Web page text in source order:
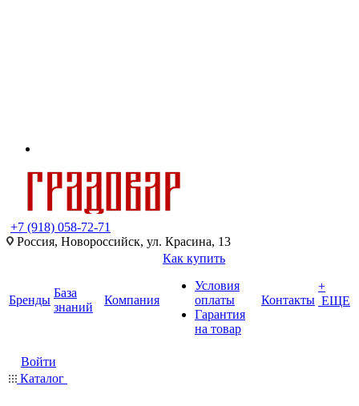
+7 (918) 058-72-71
Россия, Новороссийск, ул. Красина, 13
Бренды
База
знаний
Компания
Как купить
Условия
оплаты
Гарантия
на товар
Контакты
+
ЕЩЕ
Войти
Каталог